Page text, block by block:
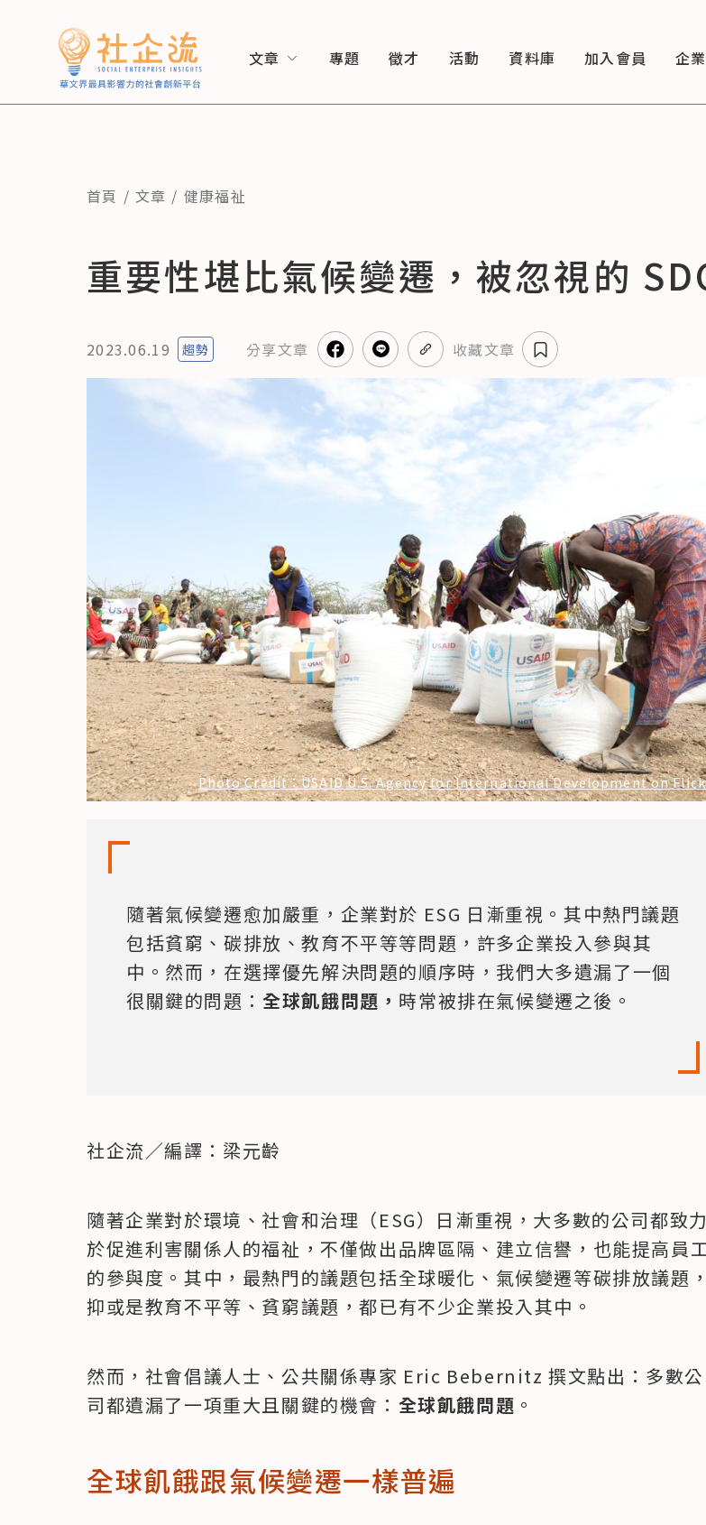
文章 專題 徵才 活動 資料庫 加入會員 企
首頁 文章 健康福祉
重要性堪比氣候變遷，被忽視的
2023.06.19 趨勢 分享文章 收藏文章
Photo Credit：USAID U.S. Agency for International Development on
隨著氣候變遷愈加嚴重，企業對於 ESG 日漸重視。其中熱門議題
包括貧窮、碳排放、教育不平等等問題，許多企業投入參與其
中。然而，在選擇優先解決問題的順序時，我們大多遺漏了一個
很關鍵的問題：全球飢餓問題， 時常被排在氣候變遷之後。
社企流／編譯：梁元齡
隨著企業對於環境、社會和治理（ESG）日漸重視，大多數的公司都致力
於促進利害關係人的福祉，不僅做出品牌區隔、建立信譽，也能提高員
的參與度。其中，最熱門的議題包括全球暖化、氣候變遷等碳排放議題，
抑或是教育不平等、貧窮議題，都已有不少企業投入其中。
然而，社會倡議人士、公共關係專家 Eric Bebernitz 撰文點出：多數公
司都遺漏了一項重大且關鍵的機會： 全球飢餓問題 。
全球飢餓跟氣候變遷一樣普遍